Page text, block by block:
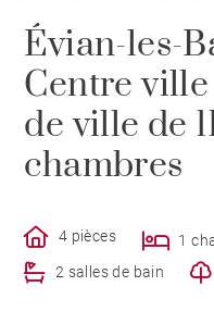
Évian-les-
Centre
de ville de
chambres
4 pièces
1
2 salles de bain